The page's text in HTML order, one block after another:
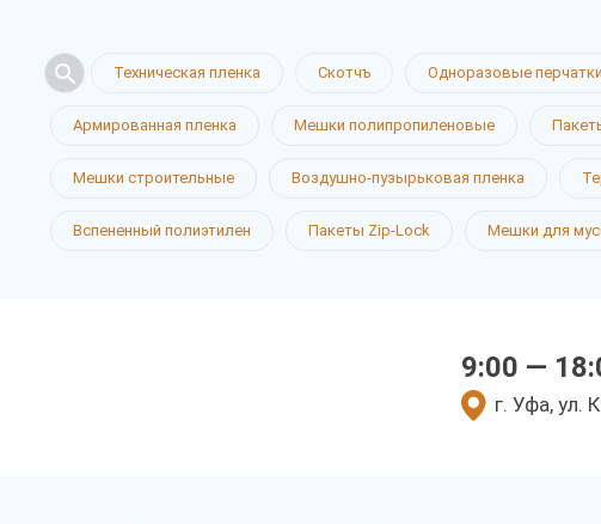
Техническая пленка Скотчъ Одноразовые перчатки
Армированная пленка Мешки полипропиленовые
Мешки строительные Воздушно-пузырьковая пленка
Вспененный полиэтилен Пакеты Zip-Lock Мешки для
9:00 —
г. Уфа, ул.